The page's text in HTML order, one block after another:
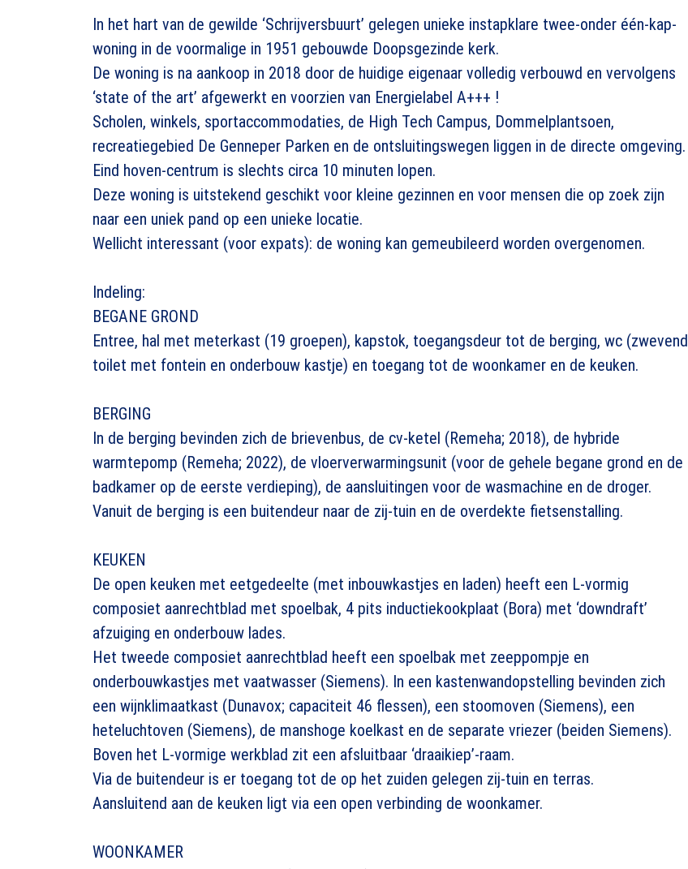
In het hart van de gewilde ‘Schrijversbuurt’ gelegen unieke instapklare twee-onder één-kap-
woning in de voormalige in 1951 gebouwde Doopsgezinde kerk.
De woning is na aankoop in 2018 door de huidige eigenaar volledig verbouwd en vervolgens
‘state of the art’ afgewerkt en voorzien van Energielabel A+++ !
Scholen, winkels, sportaccommodaties, de High Tech Campus, Dommelplantsoen,
recreatiegebied De Genneper Parken en de ontsluitingswegen liggen in de directe omgeving.
Eind hoven-centrum is slechts circa 10 minuten lopen.
Deze woning is uitstekend geschikt voor kleine gezinnen en voor mensen die op zoek zijn
naar een uniek pand op een unieke locatie.
Wellicht interessant (voor expats): de woning kan gemeubileerd worden overgenomen.
Indeling:
BEGANE GROND
Entree, hal met meterkast (19 groepen), kapstok, toegangsdeur tot de berging, wc (zwevend
toilet met fontein en onderbouw kastje) en toegang tot de woonkamer en de keuken.
BERGING
In de berging bevinden zich de brievenbus, de cv-ketel (Remeha; 2018), de hybride
warmtepomp (Remeha; 2022), de vloerverwarmingsunit (voor de gehele begane grond en de
badkamer op de eerste verdieping), de aansluitingen voor de wasmachine en de droger.
Vanuit de berging is een buitendeur naar de zij-tuin en de overdekte fietsenstalling.
KEUKEN
De open keuken met eetgedeelte (met inbouwkastjes en laden) heeft een L-vormig
composiet aanrechtblad met spoelbak, 4 pits inductiekookplaat (Bora) met ‘downdraft’
afzuiging en onderbouw lades.
Het tweede composiet aanrechtblad heeft een spoelbak met zeeppompje en
onderbouwkastjes met vaatwasser (Siemens). In een kastenwandopstelling bevinden zich
een wijnklimaatkast (Dunavox; capaciteit 46 flessen), een stoomoven (Siemens), een
heteluchtoven (Siemens), de manshoge koelkast en de separate vriezer (beiden Siemens).
Boven het L-vormige werkblad zit een afsluitbaar ‘draaikiep’-raam.
Via de buitendeur is er toegang tot de op het zuiden gelegen zij-tuin en terras.
Aansluitend aan de keuken ligt via een open verbinding de woonkamer.
WOONKAMER